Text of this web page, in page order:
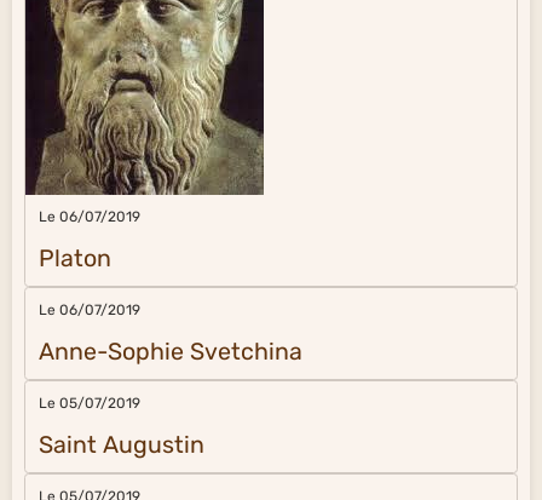
Le 06/07/2019
Platon
Le 06/07/2019
Anne-Sophie Svetchina
Le 05/07/2019
Saint Augustin
Le 05/07/2019